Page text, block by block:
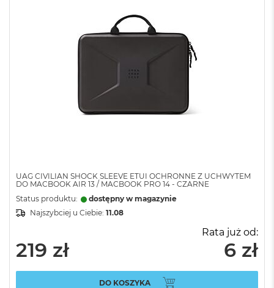
UAG CIVILIAN SHOCK SLEEVE ETUI OCHRONNE Z UCHWYTEM
DO MACBOOK AIR 13 / MACBOOK PRO 14 - CZARNE
Status produktu:
dostępny w magazynie
Najszybciej u Ciebie: 11.08
219 zł
Rata już od:
6 zł
DO KOSZYKA